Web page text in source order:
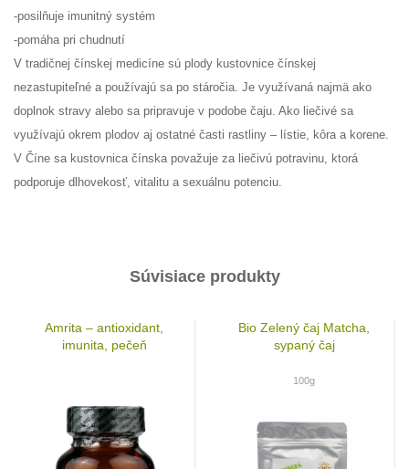
-posilňuje imunitný systém
-pomáha pri chudnutí
V tradičnej čínskej medicíne sú plody kustovnice čínskej
nezastupiteľné a používajú sa po stáročia. Je využívaná najmä ako
doplnok stravy alebo sa pripravuje v podobe čaju. Ako liečivé sa
využívajú okrem plodov aj ostatné časti rastliny – lístie, kôra a korene.
V Číne sa kustovnica čínska považuje za liečivú potravinu, ktorá
podporuje dlhovekosť, vitalitu a sexuálnu potenciu.
Súvisiace produkty
Amrita – antioxidant,
imunita, pečeň
Bio Zelený čaj Matcha,
sypaný čaj
100g